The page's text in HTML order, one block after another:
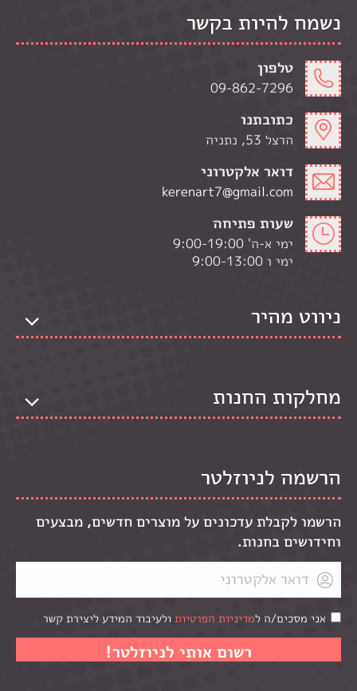
נשמח להיות בקשר
טלפון
09-862-7296
כתובתנו
הרצל 53, נתניה
דואר אלקטרוני
kerenart7@gmail.com
שעות פתיחה
ימי א-ה' 9:00-19:00
ימי ו 9:00-13:00
ניווט מהיר
מחלקות החנות
הרשמה לניוזלטר
הרשמו לקבלת עדכונים על מוצרים חדשים, מבצעים
וחידושים בחנות.
אני מסכים/ה למדיניות הפרטיות ולעיבוד המידע ליצירת קשר